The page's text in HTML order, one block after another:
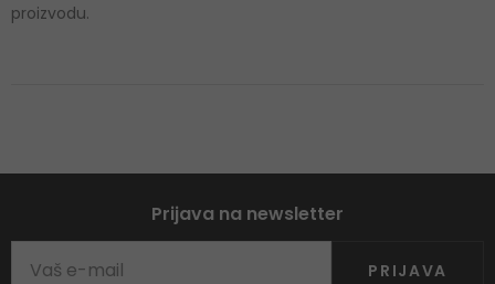
proizvodu.
Prijava na newsletter
PRIJAVA